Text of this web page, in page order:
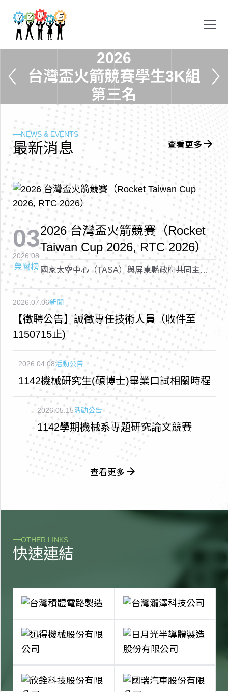
2026
台灣盃火箭競賽學生3K組
第三名
NEWS & EVENTS
最新消息 查看更多
03
2026.08
榮譽榜
2026 台灣盃火箭競賽（Rocket
Taiwan Cup 2026, RTC 2026）
國家太空中心（TASA）與屏東縣政府共同主辦
的「2026 台灣盃火箭競賽（Rocket Taiwan Cup
2026, RTC 2026）
2026.07.06新聞
【徵聘公告】誠徵專任技術人員（收件至
1150715止)
2026.04.08活動公告
1142機械研究生(碩博士)畢業口試相關時程
2026.05.15活動公告
1142學期機械系專題研究論文競賽
查看更多
OTHER LINKS
快速連結